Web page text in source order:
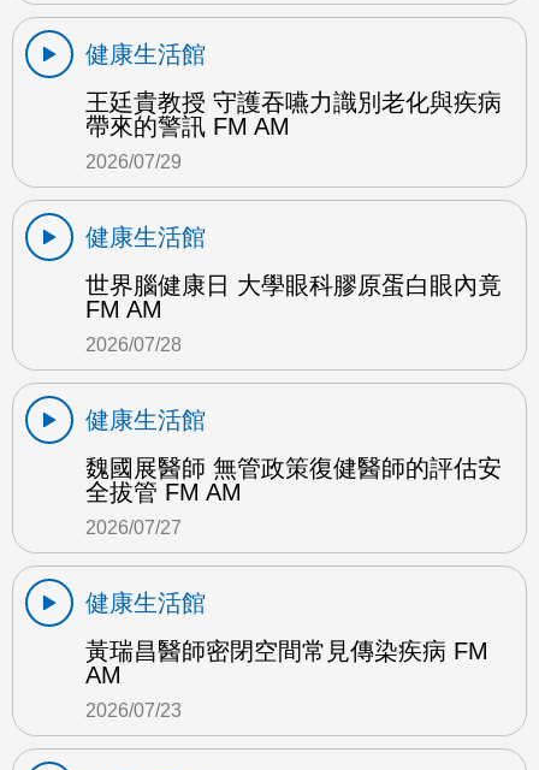
健康生活館
王廷貴教授 守護吞嚥力識別老化與疾病
帶來的警訊 FM AM
2026/07/29
健康生活館
世界腦健康日 大學眼科膠原蛋白眼內竟
FM AM
2026/07/28
健康生活館
魏國展醫師 無管政策復健醫師的評估安
全拔管 FM AM
2026/07/27
健康生活館
黃瑞昌醫師密閉空間常見傳染疾病 FM
AM
2026/07/23